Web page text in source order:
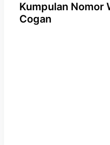
Kumpulan Nomor
Cogan